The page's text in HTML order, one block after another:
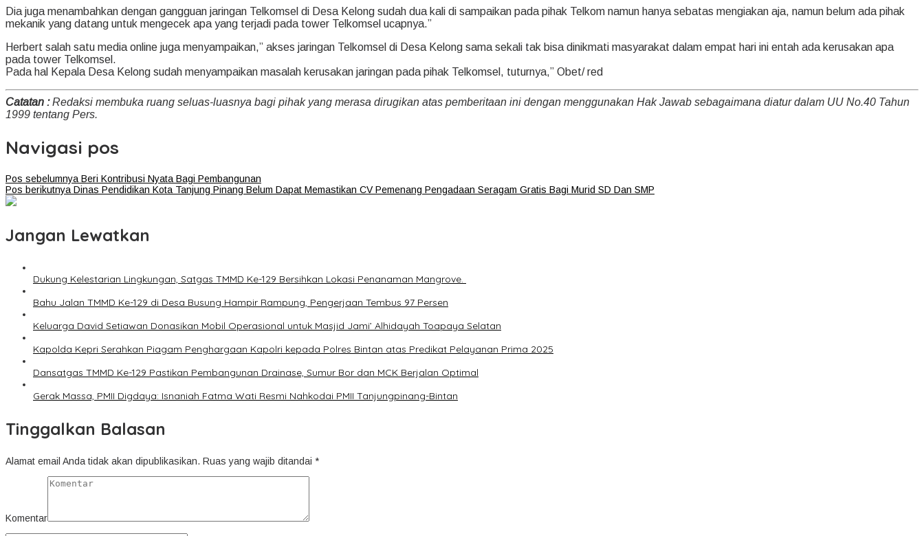
Dia juga menambahkan dengan gangguan jaringan Telkomsel di Desa Kelong sudah dua kali di sampaikan pada pihak Telkom namun hanya sebatas mengiakan aja, namun belum ada pihak
mekanik yang datang untuk mengecek apa yang terjadi pada tower Telkomsel ucapnya.”
Herbert salah satu media online juga menyampaikan,” akses jaringan Telkomsel di Desa Kelong sama sekali tak bisa dinikmati masyarakat dalam empat hari ini entah ada kerusakan apa
pada tower Telkomsel.
Pada hal Kepala Desa Kelong sudah menyampaikan masalah kerusakan jaringan pada pihak Telkomsel, tuturnya,” Obet/ red
Catatan :Redaksi membuka ruang seluas-luasnya bagi pihak yang merasa dirugikan atas pemberitaan ini dengan menggunakan Hak Jawab sebagaimana diatur dalam UU No.40 Tahun
1999 tentang Pers.
Navigasi pos
Pos sebelumnyaBeri Kontribusi Nyata Bagi Pembangunan
Pos berikutnyaDinas Pendidikan Kota Tanjung Pinang Belum Dapat Memastikan CV Pemenang Pengadaan Seragam Gratis Bagi Murid SD Dan SMP
Jangan Lewatkan
Dukung Kelestarian Lingkungan, Satgas TMMD Ke-129 Bersihkan Lokasi Penanaman Mangrove.
Bahu Jalan TMMD Ke-129 di Desa Busung Hampir Rampung, Pengerjaan Tembus 97 Persen
Keluarga David Setiawan Donasikan Mobil Operasional untuk Masjid Jami’ Alhidayah Toapaya Selatan
Kapolda Kepri Serahkan Piagam Penghargaan Kapolri kepada Polres Bintan atas Predikat Pelayanan Prima 2025
Dansatgas TMMD Ke-129 Pastikan Pembangunan Drainase, Sumur Bor dan MCK Berjalan Optimal
Gerak Massa, PMII Digdaya: Isnaniah Fatma Wati Resmi Nahkodai PMII Tanjungpinang-Bintan
Tinggalkan Balasan
Alamat email Anda tidak akan dipublikasikan. Ruas yang wajib ditandai *
Komentar